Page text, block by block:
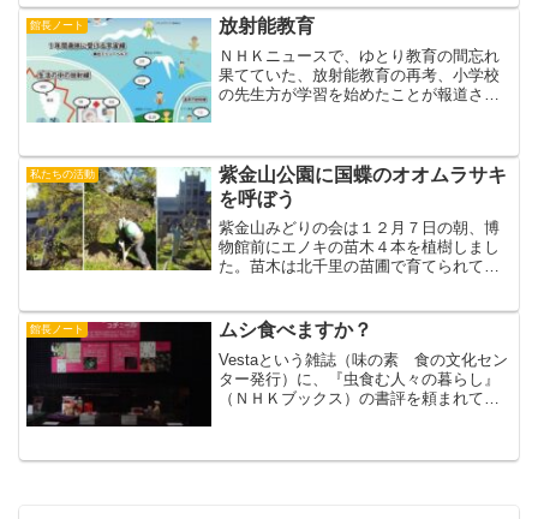
館長ノート 放射能教育
ＮＨＫニュースで、ゆとり教育の間忘れ
果てていた、放射能教育の再考、小学校
の先生方が学習を始めたことが報道され
ばかり。先生、生徒、市役...
私たちの活動
紫金山公園に国蝶のオオムラサキ
を呼ぼう
紫金山みどりの会は１２月７日の朝、博
物館前にエノキの苗木４本を植樹しまし
た。苗木は北千里の苗圃で育てられてい
の仲間でアゲハチョウよりもひとまわり
大きく、たくましさを感じ...
館長ノート ムシ食べますか？
Vestaという雑誌（味の素 食の文化セン
ター発行）に、『虫食む人々の暮らし』
（ＮＨＫブックス）の書評を頼まれて書